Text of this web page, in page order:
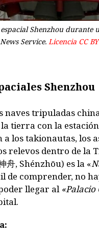
Shenzhou durante
Service. Licencia CC
Shenzhou
naves tripuladas
tierra con la
los takionautas, los
relevos dentro de la
舟, Shénzhōu) es la «
de comprender, no
llegar al «Palacio